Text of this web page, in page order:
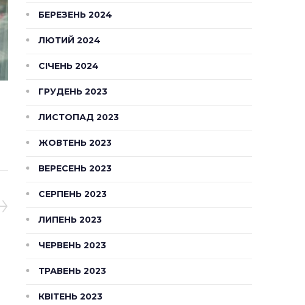
БЕРЕЗЕНЬ 2024
ЛЮТИЙ 2024
СІЧЕНЬ 2024
ГРУДЕНЬ 2023
ЛИСТОПАД 2023
ЖОВТЕНЬ 2023
ВЕРЕСЕНЬ 2023
СЕРПЕНЬ 2023
ЛИПЕНЬ 2023
ЧЕРВЕНЬ 2023
ТРАВЕНЬ 2023
КВІТЕНЬ 2023